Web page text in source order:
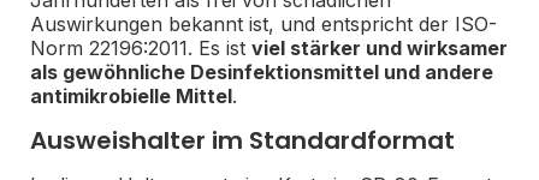
Auswirkungen bekannt ist, und entspricht der ISO-
Norm 22196:2011. Es ist viel stärker und wirksamer
als gewöhnliche Desinfektionsmittel und andere
antimikrobielle Mittel.
Ausweishalter im Standardformat